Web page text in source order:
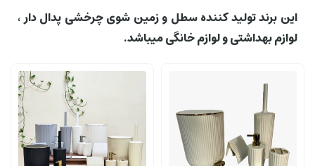
این برند تولید کننده سطل و زمین شوی چرخشی پدال دار ،
لوازم بهداشتی و لوازم خانگی میباشد.